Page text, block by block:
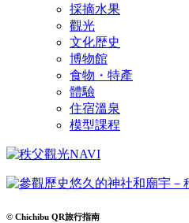
採摘水果
觀光
文化歴史
博物館
食物・特產
體驗
住宿溫泉
模型課程
© Chichibu QR旅行指南